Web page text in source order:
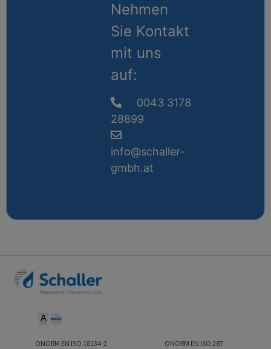
Nehmen
Sie Kontakt
mit uns
auf:
0043 3178
28899
info@schaller-
gmbh.at
ONORM EN ISO 18134-2
ONORM EN ISO 287